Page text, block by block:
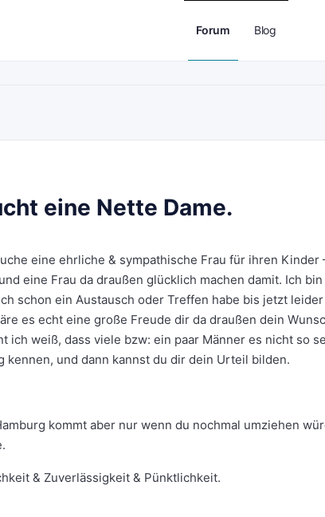
Forum Blog
eine Nette Dame.
eine ehrliche & sympathische Frau für ihren Kinder
eine Frau da draußen glücklich machen damit. Ich
schon ein Austausch oder Treffen habe bis jetzt
es echt eine große Freude dir da draußen dein
weiß, dass viele bzw: ein paar Männer es nicht so
und dann kannst du dir dein Urteil bilden.
kommt aber nur wenn du nochmal umziehen
& Zuverlässigkeit & Pünktlichkeit.